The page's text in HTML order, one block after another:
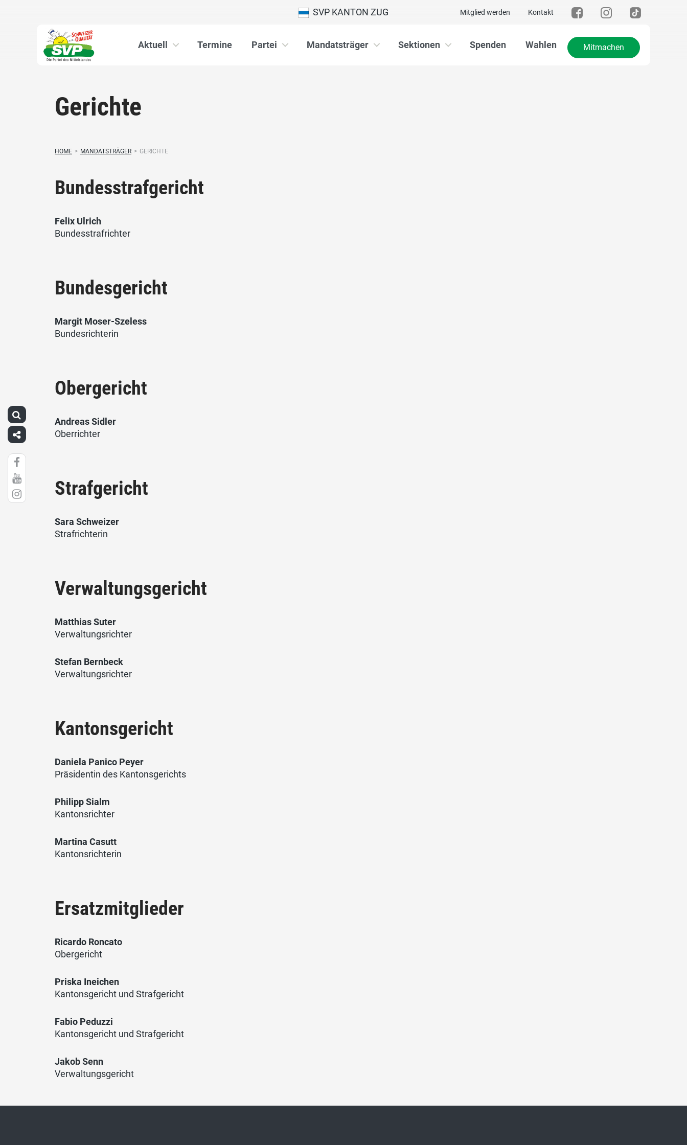
Mitglied werden Kontakt
SVP KANTON ZUG
Aktuell Termine Partei Mandatsträger Sektionen Spenden Wahlen Mitmachen
Gerichte
HOME > MANDATSTRÄGER > GERICHTE
Bundesstrafgericht
Felix Ulrich
Bundesstrafrichter
Bundesgericht
Margit Moser-Szeless
Bundesrichterin
Obergericht
Andreas Sidler
Oberrichter
Strafgericht
Sara Schweizer
Strafrichterin
Verwaltungsgericht
Matthias Suter
Verwaltungsrichter
Stefan Bernbeck
Verwaltungsrichter
Kantonsgericht
Daniela Panico Peyer
Präsidentin des Kantonsgerichts
Philipp Sialm
Kantonsrichter
Martina Casutt
Kantonsrichterin
Ersatzmitglieder
Ricardo Roncato
Obergericht
Priska Ineichen
Kantonsgericht und Strafgericht
Fabio Peduzzi
Kantonsgericht und Strafgericht
Jakob Senn
Verwaltungsgericht